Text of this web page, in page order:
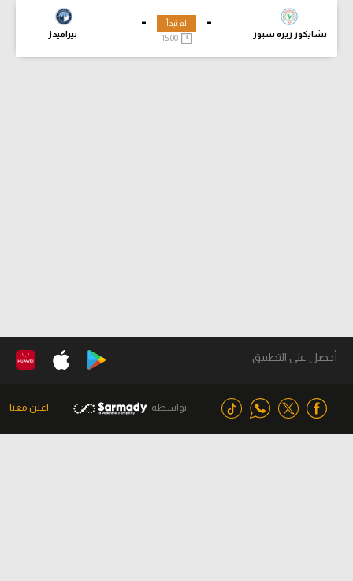
-
تشايكور ريزه سبور
-
بيراميدز
لم تبدأ
15:00
أحصل على التطبيق
بواسطة اعلن معنا